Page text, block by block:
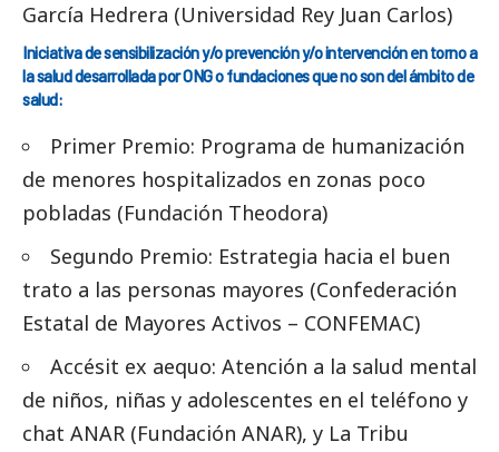
García Hedrera (Universidad Rey Juan Carlos)
Iniciativa de sensibilización y/o prevención y/o intervención en torno a
la salud desarrollada por ONG o fundaciones que no son del ámbito de
salud:
Primer Premio: Programa de humanización
de menores hospitalizados en zonas poco
pobladas (Fundación Theodora)
Segundo Premio: Estrategia hacia el buen
trato a las personas mayores (Confederación
Estatal de Mayores Activos – CONFEMAC)
Accésit ex aequo: Atención a la salud mental
de niños, niñas y adolescentes en el teléfono y
chat ANAR (Fundación ANAR), y La Tribu